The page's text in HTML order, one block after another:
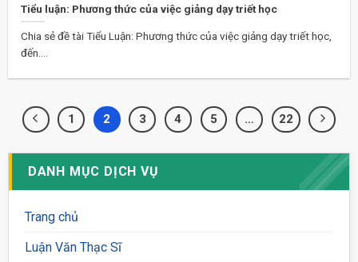
Tiểu luận: Phương thức của việc giảng dạy triết học
Chia sẻ đề tài Tiểu Luận: Phương thức của việc giảng dạy triết học,
đến....
1 2 3 4 5 … 22
DANH MỤC DỊCH VỤ
Trang chủ
Luận Văn Thạc Sĩ